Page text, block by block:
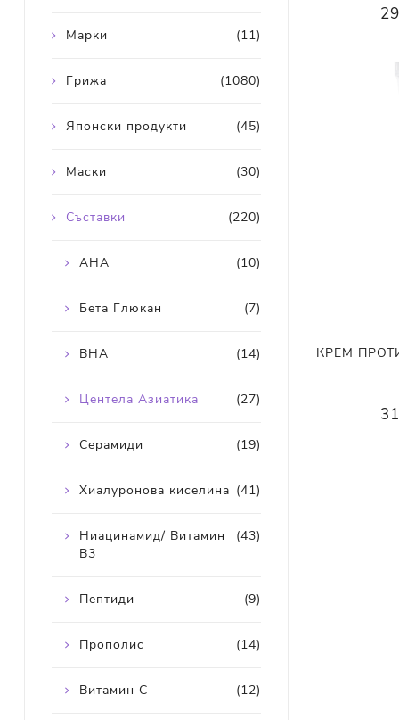
КРЕМ
(11)
Марки
(1080)
Грижа
(45)
Японски продукти
(30)
Маски
(220)
Съставки
(10)
AHA
(7)
Бета Глюкан
(14)
BHA
(27)
Центела Азиатика
(19)
Серамиди
(41)
Хиалуронова киселина
(43)
Ниацинамид/ Витамин
В3
(9)
Пептиди
(14)
Прополис
(12)
Витамин С